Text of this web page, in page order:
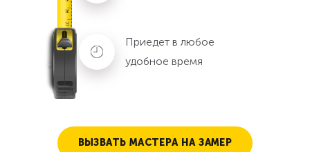
Приедет в любое
удобное время
ВЫЗВАТЬ МАСТЕРА НА ЗАМЕР